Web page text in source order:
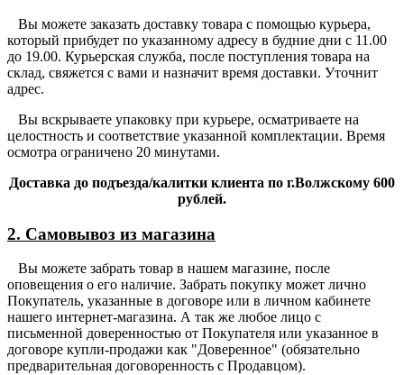
Вы можете заказать доставку товара с помощью курьера,
который прибудет по указанному адресу в будние дни с 11.00
до 19.00. Курьерская служба, после поступления товара на
склад, свяжется с вами и назначит время доставки. Уточнит
адрес.
Вы вскрываете упаковку при курьере, осматриваете на
целостность и соответствие указанной комплектации. Время
осмотра ограничено 20 минутами.
Доставка до подъезда/калитки клиента по г.Волжскому 600
рублей.
2. Самовывоз из магазина
Вы можете забрать товар в нашем магазине, после
оповещения о его наличие. Забрать покупку может лично
Покупатель, указанные в договоре или в личном кабинете
нашего интернет-магазина. А так же любое лицо с
письменной доверенностью от Покупателя или указанное в
договоре купли-продажи как "Доверенное" (обязательно
предварительная договоренность с Продавцом).